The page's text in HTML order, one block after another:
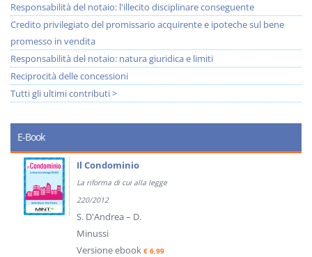
Responsabilità del notaio: l'illecito disciplinare conseguente
Credito privilegiato del promissario acquirente e ipoteche sul bene
promesso in vendita
Responsabilità del notaio: natura giuridica e limiti
Reciprocità delle concessioni
Tutti gli ultimi contributi >
E-Book
Il Condominio
La riforma di cui alla legge
220/2012
S. D'Andrea – D.
Minussi
Versione ebook € 6,99